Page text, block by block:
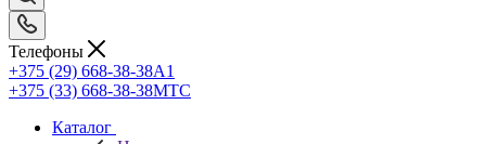
Телефоны
+375 (29) 668-38-38A1
+375 (33) 668-38-38МТС
Каталог